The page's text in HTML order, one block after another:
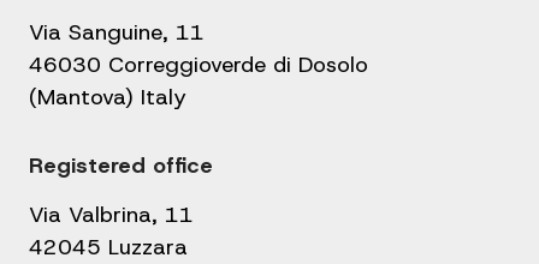
Via Sanguine, 11
46030 Correggioverde di Dosolo
(Mantova) Italy
Registered office
Via Valbrina, 11
42045 Luzzara